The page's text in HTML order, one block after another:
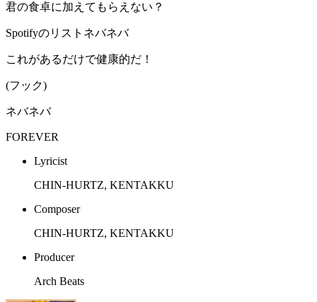
君の食卓に加えてもらえない？
Spotifyのリストネバネバ
これがあるだけで健康的だ！
(フック)
ネバネバ
FOREVER
Lyricist
CHIN-HURTZ, KENTAKKU
Composer
CHIN-HURTZ, KENTAKKU
Producer
Arch Beats